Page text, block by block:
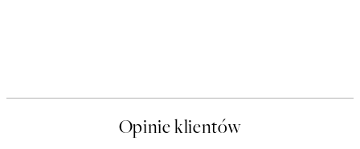
Opinie klientów